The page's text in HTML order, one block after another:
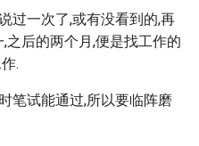
过一次了,或有没看到的,再
之后的两个月,便是找工作的
.
笔试能通过,所以要临阵磨